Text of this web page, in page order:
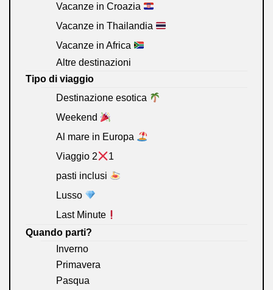
Vacanze in Croazia
Vacanze in Thailandia
Vacanze in Africa
Altre destinazioni
Tipo di viaggio
Destinazione esotica
Weekend
Al mare in Europa
Viaggio 2
1
pasti inclusi
Lusso
Last Minute
Quando parti?
Inverno
Primavera
Pasqua